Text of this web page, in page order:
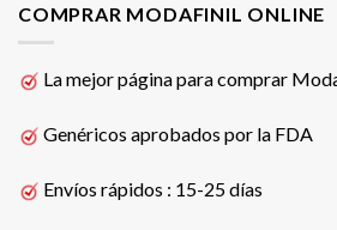
COMPRAR MODAFINIL ONLINE
La mejor página para comprar
Genéricos aprobados por la FDA
Envíos rápidos : 15-25 días